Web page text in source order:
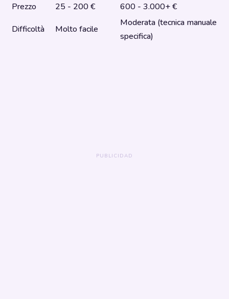
Prezzo
25 - 200 €
600 - 3.000+ €
Difficoltà
Molto facile
Moderata (tecnica manuale
specifica)